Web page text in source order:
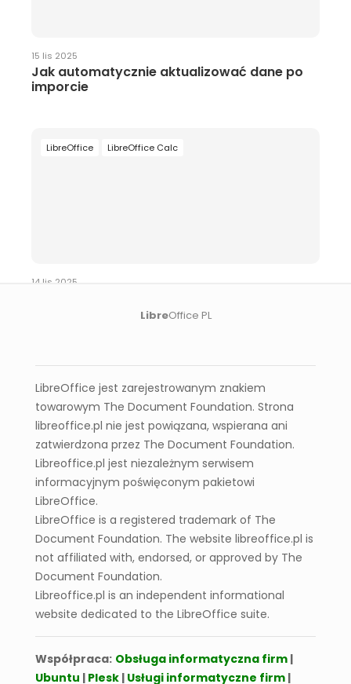
15 lis 2025
Jak automatycznie aktualizować dane po
imporcie
LibreOffice LibreOffice Calc
14 lis 2025
13 lis 2025
Jak wstawić hiperłącze do innego arkusza
lub pliku
LibreOffice PL
LibreOffice jest zarejestrowanym znakiem
towarowym The Document Foundation. Strona
libreoffice.pl nie jest powiązana, wspierana ani
zatwierdzona przez The Document Foundation.
Libreoffice.pl jest niezależnym serwisem
informacyjnym poświęconym pakietowi
LibreOffice.
LibreOffice is a registered trademark of The
Document Foundation. The website libreoffice.pl is
not affiliated with, endorsed, or approved by The
Document Foundation.
Libreoffice.pl is an independent informational
website dedicated to the LibreOffice suite.
Współpraca: Obsługa informatyczna firm |
Ubuntu | Plesk | Usługi informatyczne firm |